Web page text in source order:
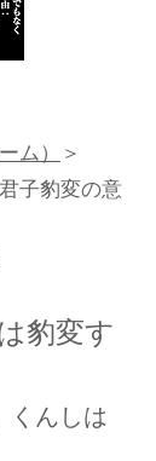
ム）＞
子豹変の意
豹変す
くんしは